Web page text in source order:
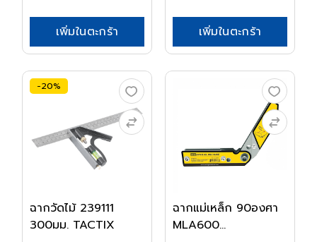
เพิ่มในตะกร้า เพิ่มในตะกร้า
-20%
ฉากวัดไม้ 239111
300มม. TACTIX
ฉากแม่เหล็ก 90องศา
MLA600